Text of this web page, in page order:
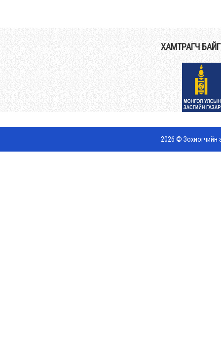
ХАМТРАГЧ
2026 © Зохиогчийн